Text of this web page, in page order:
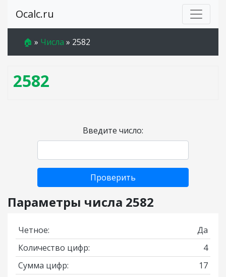
Ocalc.ru
🏠 » Числа » 2582
2582
Введите число:
Проверить
Параметры числа 2582
Четное:
Да
Количество цифр:
4
Сумма цифр:
17